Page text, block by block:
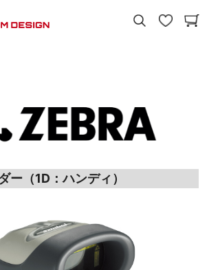
ー（1D：ハンディ）